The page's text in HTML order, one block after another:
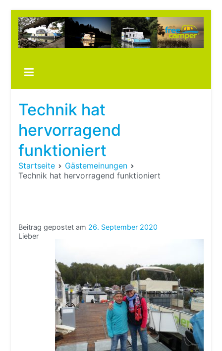
Inhalt
springen
Technik hat
hervorragend
funktioniert
Startseite
Gästemeinungen
Technik hat hervorragend funktioniert
Beitrag gepostet am 26. September 2020
Lieber